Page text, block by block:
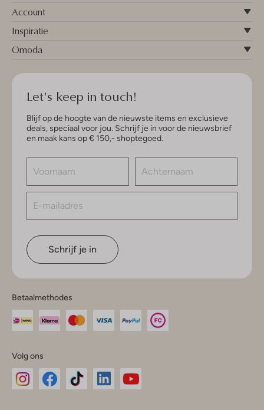
Account
Inspiratie
Omoda
Let's keep in touch!
Blijf op de hoogte van de nieuwste items en exclusieve
deals, speciaal voor jou. Schrijf je in voor de nieuwsbrief
en maak kans op € 150,- shoptegoed.
Schrijf je in
Betaalmethodes
Volg ons